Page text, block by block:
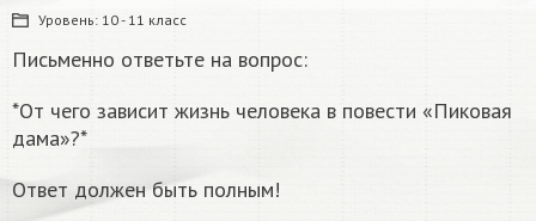
Уровень: 10 - 11 класс
Письменно ответьте на вопрос:
*От чего зависит жизнь человека в повести «Пиковая
дама»?*
Ответ должен быть полным!​